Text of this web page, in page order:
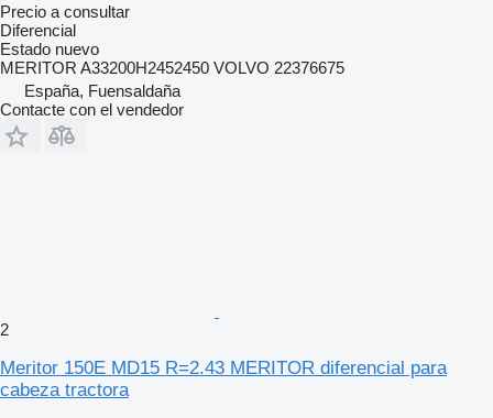
Precio a consultar
Diferencial
Estado nuevo
MERITOR A33200H2452450 VOLVO 22376675
España, Fuensaldaña
Contacte con el vendedor
2
Meritor 150E MD15 R=2.43 MERITOR diferencial para
cabeza tractora